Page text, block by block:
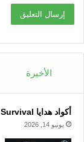
الأخيرة
أكواد هدايا Whiteout Survival الفعّالة – يونيو 2026 | محدّثة يومياً
يونيو 14, 2026